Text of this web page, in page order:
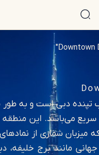
دبی است و به طور
می‌باشد. این منطقه
شماری از نمادهای
مانند برج خلیفه، دبی